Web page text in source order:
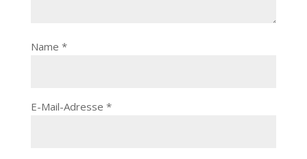
Name *
E-Mail-Adresse *